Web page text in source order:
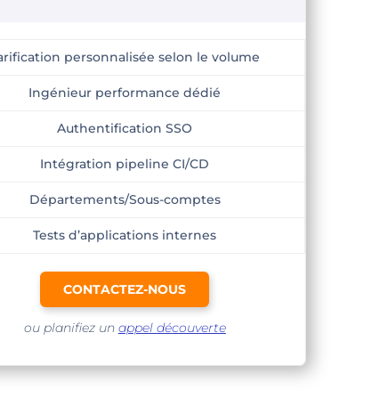
personnalisée selon le volume
Ingénieur performance dédié
Authentification SSO
Intégration pipeline CI/CD
Départements/Sous-comptes
Tests d’applications internes
CONTACTEZ-NOUS
ou planifiez un appel découverte